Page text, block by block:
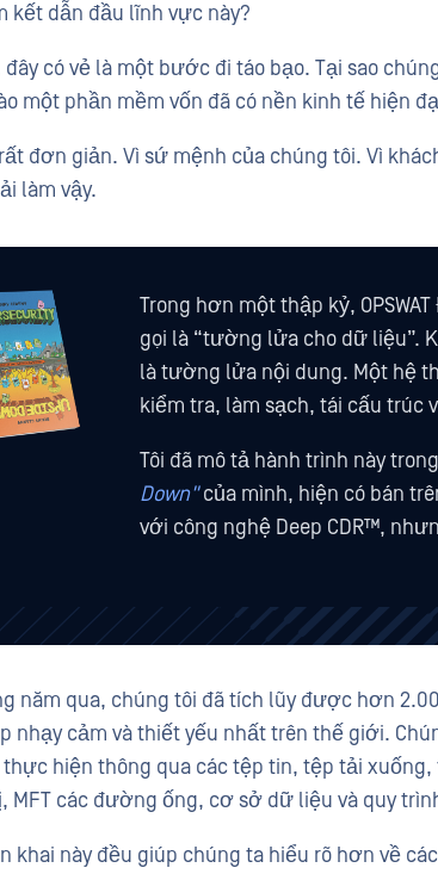
kết dẫn đầu lĩnh vực này?
có vẻ là một bước đi táo bạo. Tại sao
một phần mềm vốn đã có nền kinh tế hiện
đơn giản. Vì sứ mệnh của chúng tôi. Vì
làm vậy.
Trong hơn một thập kỷ,
gọi là “tường lửa cho dữ liệu”.
là tường lửa nội dung. Một hệ
kiểm tra, làm sạch, tái cấu trúc
Tôi đã mô tả hành trình này
Down"của mình, hiện có bán
với công nghệ Deep CDR™,
năm qua, chúng tôi đã tích lũy được hơn
nhạy cảm và thiết yếu nhất trên thế giới.
hiện thông qua các tệp tin, tệp tải xuống,
MFT các đường ống, cơ sở dữ liệu và quy
khai này đều giúp chúng ta hiểu rõ hơn về